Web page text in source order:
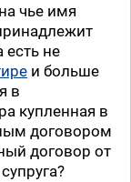
чье имя
есть не
и больше
в
купленная в
договором
договор от